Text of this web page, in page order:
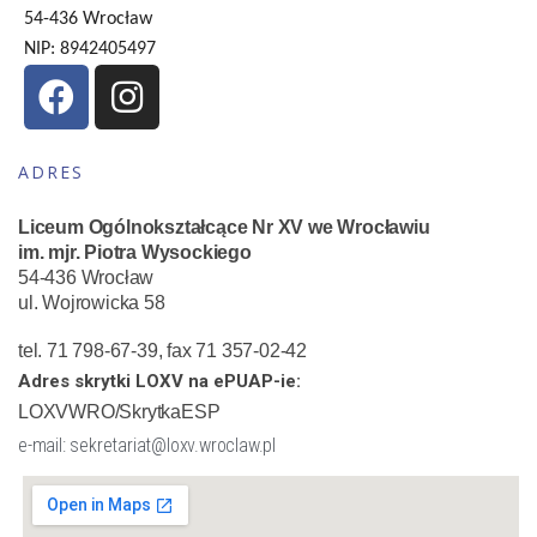
54-436 Wrocław
NIP: 8942405497
ADRES
Liceum Ogólnokształcące Nr XV we Wrocławiu
im. mjr. Piotra Wysockiego
54-436 Wrocław
ul. Wojrowicka 58
tel. 71 798-67-39, fax 71 357-02-42
Adres skrytki LOXV na ePUAP-ie:
LOXVWRO/SkrytkaESP
e-mail: sekretariat@loxv.wroclaw.pl